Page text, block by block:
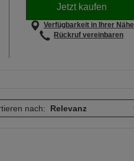
Jetzt kaufen
Verfügbarkeit in Ihrer Nähe
Rückruf vereinbaren
nach: